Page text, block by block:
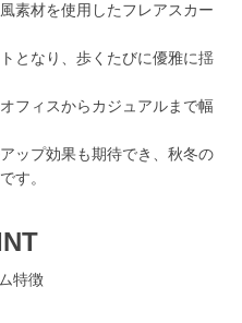
素材を使用したフレアスカー
となり、歩くたびに優雅に揺
フィスからカジュアルまで幅
ップ効果も期待でき、秋冬の
す。
特徴